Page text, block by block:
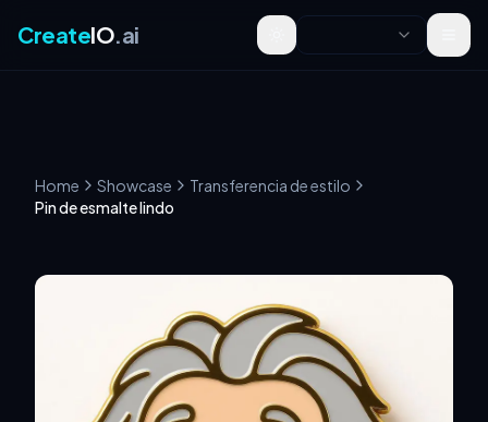
CreateIO.ai Toggle theme
Home Showcase
Transferencia de estilo
Pin de esmalte lindo